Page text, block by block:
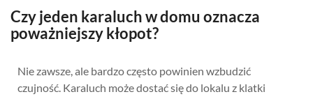
Czy jeden karaluch w domu oznacza
poważniejszy kłopot?
Nie zawsze, ale bardzo często powinien wzbudzić
czujność. Karaluch może dostać się do lokalu z klatki